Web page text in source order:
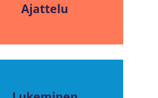
Ajattelu